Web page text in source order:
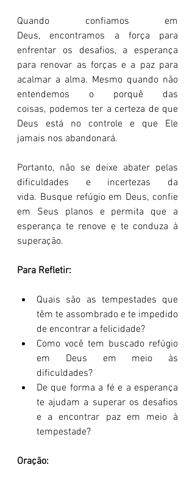
Quando confiamos em
Deus, encontramos a força para
enfrentar os desafios, a esperança
para renovar as forças e a paz para
acalmar a alma. Mesmo quando não
entendemos o porquê das
coisas, podemos ter a certeza de que
Deus está no controle e que Ele
jamais nos abandonará.
Portanto, não se deixe abater pelas
dificuldades e incertezas da
vida. Busque refúgio em Deus, confie
em Seus planos e permita que a
esperança te renove e te conduza à
superação.
Para Refletir:
Quais são as tempestades que
têm te assombrado e te impedido
de encontrar a felicidade?
Como você tem buscado refúgio
em Deus em meio às
dificuldades?
De que forma a fé e a esperança
te ajudam a superar os desafios
e a encontrar paz em meio à
tempestade?
Oração: